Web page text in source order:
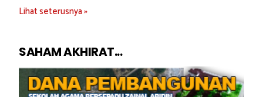
Lihat seterusnya »
SAHAM AKHIRAT...